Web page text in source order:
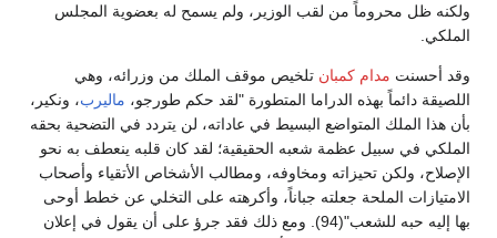
ولكنه ظل محروماً من لقب الوزير، ولم يسمح له بعضوية المجلس
الملكي.
وقد أحسنت مدام كمبان تلخيص موقف الملك من وزرائه، وهي
اللصيقة دائماً بهذه الدراما المتطورة "لقد حكم طورجو، ماليرب، ونكير،
بأن هذا الملك المتواضع البسيط في عاداته، لن يتردد في التضحية بحقه
الملكي في سبيل عظمة شعبه الحقيقية؛ لقد كان قلبه ينعطف به نحو
الإصلاح، ولكن تحيزاته ومخاوفه، ومطالب الأشخاص الأتقياء وأصحاب
الامتيازات الملحة جعلته جباناً، وأكرهته على التخلي عن خطط أوحى
بها إليه حبه للشعب"(94). ومع ذلك فقد جرؤ على أن يقول في إعلان